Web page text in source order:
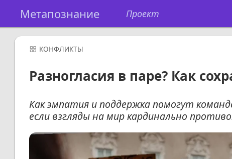
Метапознание Проект
КОНФЛИКТЫ
Разногласия в паре? Как
Как эмпатия и поддержка помогут
если взгляды на мир кардинально